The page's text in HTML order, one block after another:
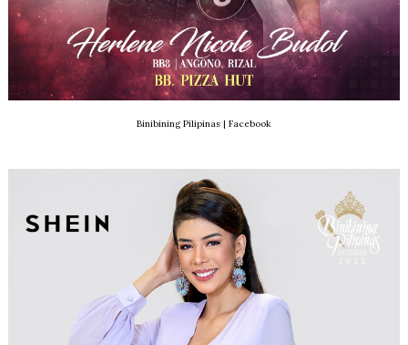
Binibining Pilipinas | Facebook